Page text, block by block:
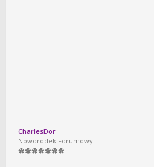
CharlesDor
Noworodek Forumowy